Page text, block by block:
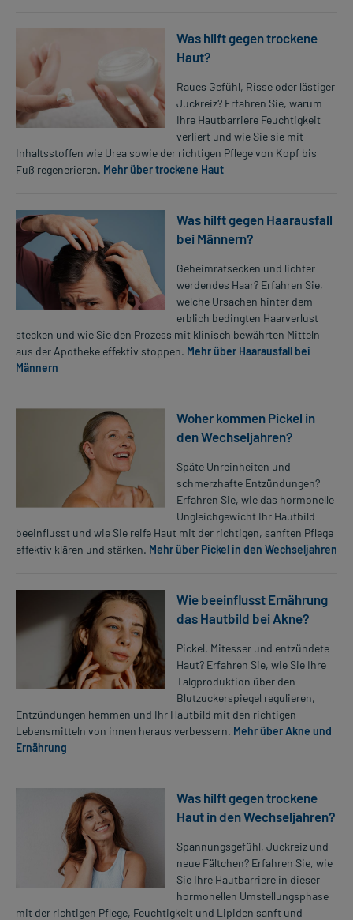
Was hilft gegen trockene
Haut?
Raues Gefühl, Risse oder lästiger
Juckreiz? Erfahren Sie, warum
Ihre Hautbarriere Feuchtigkeit
verliert und wie Sie sie mit
Inhaltsstoffen wie Urea sowie der richtigen Pflege von Kopf bis
Fuß regenerieren. Mehr über trockene Haut
Was hilft gegen Haarausfall
bei Männern?
Geheimratsecken und lichter
werdendes Haar? Erfahren Sie,
welche Ursachen hinter dem
erblich bedingten Haarverlust
stecken und wie Sie den Prozess mit klinisch bewährten Mitteln
aus der Apotheke effektiv stoppen. Mehr über Haarausfall bei
Männern
Woher kommen Pickel in
den Wechseljahren?
Späte Unreinheiten und
schmerzhafte Entzündungen?
Erfahren Sie, wie das hormonelle
Ungleichgewicht Ihr Hautbild
beeinflusst und wie Sie reife Haut mit der richtigen, sanften Pflege
effektiv klären und stärken. Mehr über Pickel in den Wechseljahren
Wie beeinflusst Ernährung
das Hautbild bei Akne?
Pickel, Mitesser und entzündete
Haut? Erfahren Sie, wie Sie Ihre
Talgproduktion über den
Blutzuckerspiegel regulieren,
Entzündungen hemmen und Ihr Hautbild mit den richtigen
Lebensmitteln von innen heraus verbessern. Mehr über Akne und
Ernährung
Was hilft gegen trockene
Haut in den Wechseljahren?
Spannungsgefühl, Juckreiz und
neue Fältchen? Erfahren Sie, wie
Sie Ihre Hautbarriere in dieser
hormonellen Umstellungsphase
mit der richtigen Pflege, Feuchtigkeit und Lipiden sanft und